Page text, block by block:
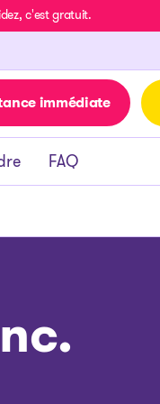
c'est gratuit.
immédiate
FAQ